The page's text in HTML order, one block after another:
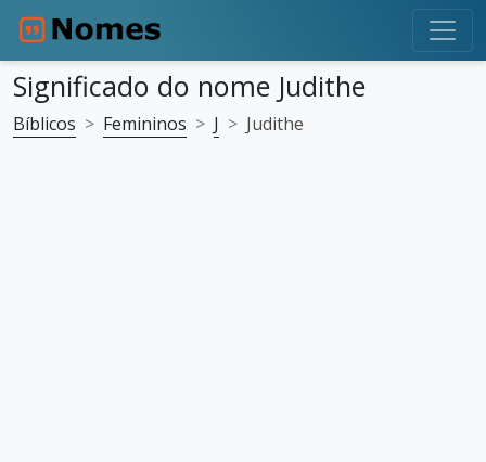
Significado do nome Judithe
Bíblicos Femininos J Judithe